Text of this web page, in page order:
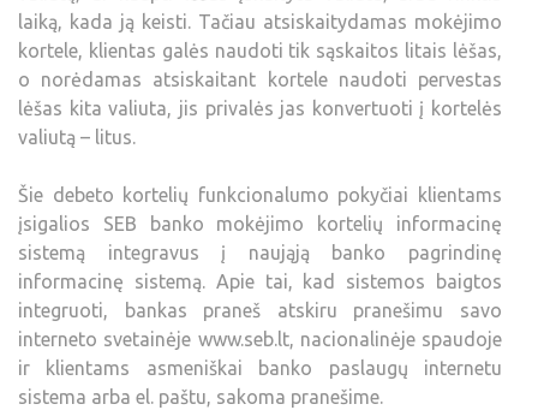
laiką, kada ją keisti. Tačiau atsiskaitydamas mokėjimo
kortele, klientas galės naudoti tik sąskaitos litais lėšas,
o norėdamas atsiskaitant kortele naudoti pervestas
lėšas kita valiuta, jis privalės jas konvertuoti į kortelės
valiutą – litus.
Šie debeto kortelių funkcionalumo pokyčiai klientams
įsigalios SEB banko mokėjimo kortelių informacinę
sistemą integravus į naująją banko pagrindinę
informacinę sistemą. Apie tai, kad sistemos baigtos
integruoti, bankas praneš atskiru pranešimu savo
interneto svetainėje www.seb.lt, nacionalinėje spaudoje
ir klientams asmeniškai banko paslaugų internetu
sistema arba el. paštu, sakoma pranešime.